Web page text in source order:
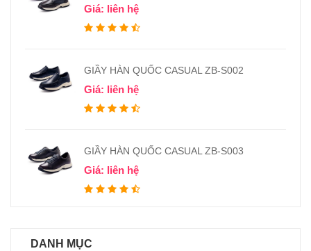
Giá: liên hệ
GIẦY HÀN QUỐC CASUAL ZB-S002
Giá: liên hệ
GIẦY HÀN QUỐC CASUAL ZB-S003
Giá: liên hệ
DANH MỤC